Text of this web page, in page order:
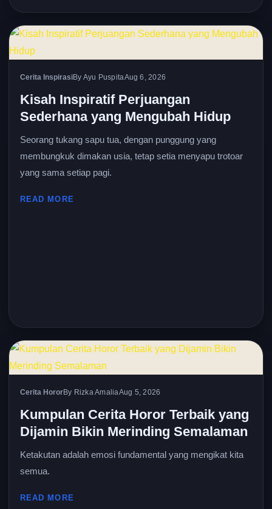
Cerita InspirasiBy Ayu PuspitaAug 6, 2026
Kisah Inspiratif Perjuangan
Sederhana yang Mengubah Hidup
Seorang tukang sapu tua, dengan punggung yang
membungkuk dimakan usia, tetap setia menyapu trotoar
yang sama setiap pagi.
READ MORE
Cerita HororBy Rizka AmaliaAug 5, 2026
Kumpulan Cerita Horor Terbaik yang
Dijamin Bikin Merinding Semalaman
Ketakutan adalah emosi fundamental yang mengikat kita
semua.
READ MORE